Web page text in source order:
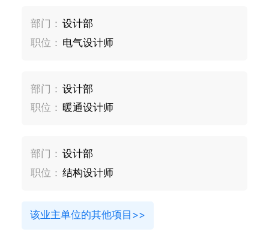
部门： 设计部
职位： 电气设计师
部门： 设计部
职位： 暖通设计师
部门： 设计部
职位： 结构设计师
该业主单位的其他项目>>